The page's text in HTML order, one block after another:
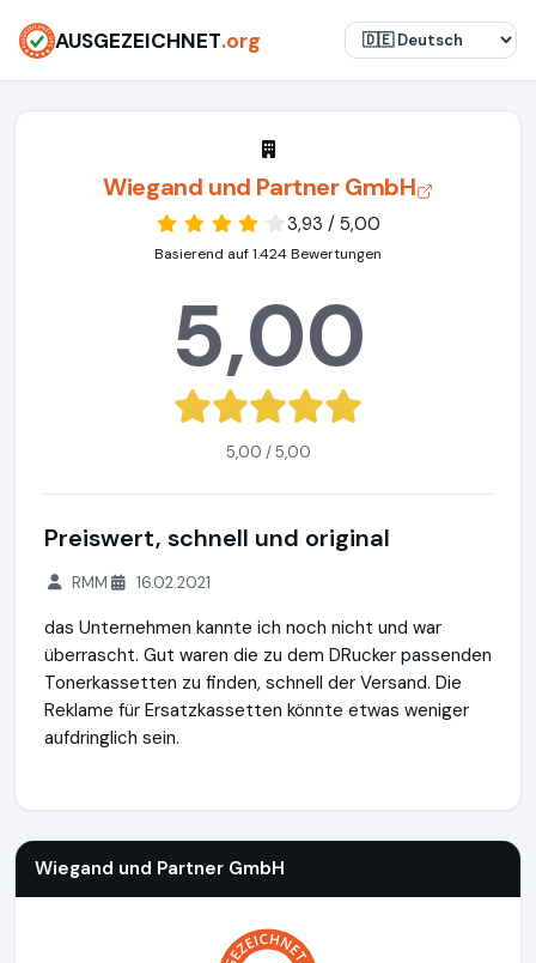
AUSGEZEICHNET.org
Wiegand und Partner GmbH
3,93 / 5,00
Basierend auf 1.424 Bewertungen
5,00
5,00 / 5,00
Preiswert, schnell und original
RMM 16.02.2021
das Unternehmen kannte ich noch nicht und war
überrascht. Gut waren die zu dem DRucker passenden
Tonerkassetten zu finden, schnell der Versand. Die
Reklame für Ersatzkassetten könnte etwas weniger
aufdringlich sein.
Wiegand und Partner GmbH